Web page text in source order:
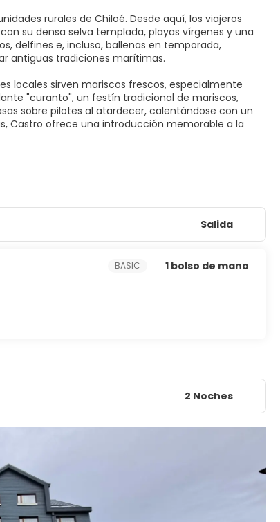
rurales de Chiloé. Desde aquí, los viajeros
su densa selva templada, playas vírgenes y una
delfines e, incluso, ballenas en temporada,
antiguas tradiciones marítimas.
locales sirven mariscos frescos, especialmente
"curanto", un festín tradicional de mariscos,
sobre pilotes al atardecer, calentándose con un
Castro ofrece una introducción memorable a la
Salida
BASIC 1 bolso de mano
2 Noches